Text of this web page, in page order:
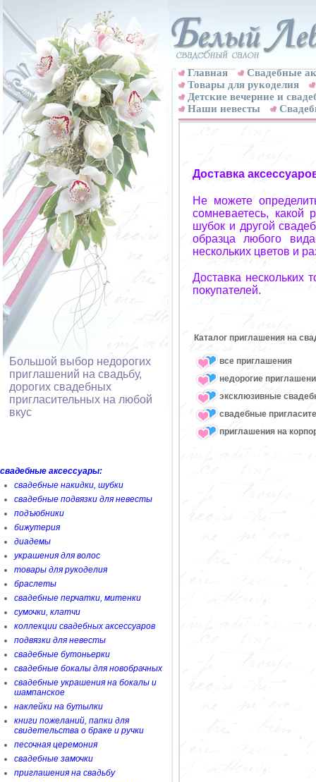
Большой выбор недорогих
приглашений на свадьбу,
дорогих свадебных
пригласительных на любой
вкус
свадебные аксессуары:
свадебные накидки, шубки
свадебные подвязки для невесты
подъюбники
бижутерия
диадемы
украшения для волос
товары для рукоделия
браслеты
свадебные перчатки, митенки
сумочки, клатчи
коллекции свадебных аксессуаров
подвязки для невесты
свадебные бутоньерки
свадебные бокалы для новобрачных
свадебные украшения на бокалы и
шампанское
наклейки на бутылки
книги пожеланий, папки для
свидетельства о браке и ручки
песочная церемония
свадебные замочки
приглашения на свадьбу
Главная
Свадебные
Товары для рукоделия
Детские вечерние и
Наши невесты
Доставка
Не можете
сомневаетесь, какой
шубок и другой
образца любого
нескольких цветов и
Доставка нескольких
покупателей.
Каталог приглашения на
все приглашения
недорогие
эксклюзивные
свадебные
приглашения на